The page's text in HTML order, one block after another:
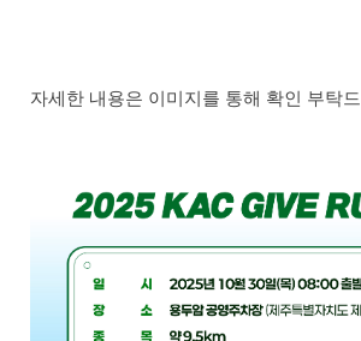
자세한 내용은 이미지를 통해 확인 부탁